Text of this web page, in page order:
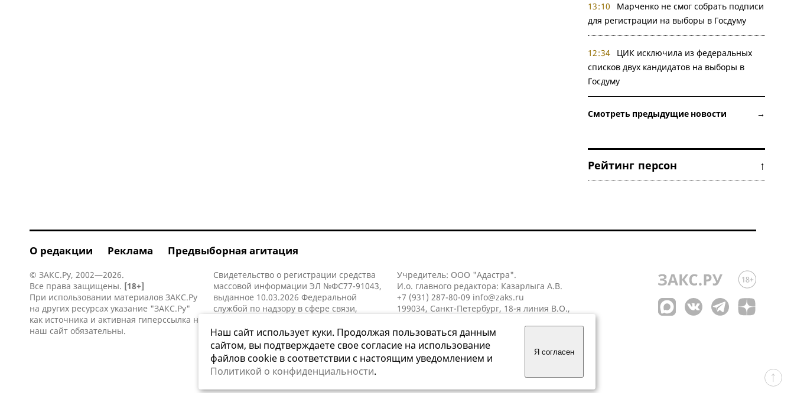
13:10
Марченко не смог собрать подписи
для регистрации на выборы в Госдуму
12:34
ЦИК исключила из федеральных
списков двух кандидатов на выборы в
Госдуму
Смотреть предыдущие новости →
Рейтинг персон ↑
О редакции Реклама Предвыборная агитация
© ЗАКС.Ру, 2002—2026.
Все права защищены. [18+]
При использовании материалов ЗАКС.Ру
на других ресурсах указание "ЗАКС.Ру"
как источника и активная гиперссылка на
наш сайт обязательны.
Свидетельство о регистрации средства
массовой информации ЭЛ №ФС77-91043,
выданное 10.03.2026 Федеральной
службой по надзору в сфере связи,
коммуникаций (Роскомнадзор).
Учредитель: ООО "Адастра".
И.о. главного редактора: Казарлыга А.В.
+7 (931) 287-80-09 info@zaks.ru
199034, Санкт-Петербург, 18-я линия В.О.,
Наш сайт использует куки. Продолжая пользоваться данным
сайтом, вы подтверждаете свое согласие на использование
файлов cookie в соответствии с настоящим уведомлением и
Политикой о конфиденциальности.
Я согласен